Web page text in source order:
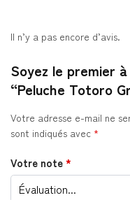
Il n’y a pas encore d’avis.
Soyez le premier
“Peluche Totoro
Votre adresse e-mail ne
sont indiqués avec *
Votre note*